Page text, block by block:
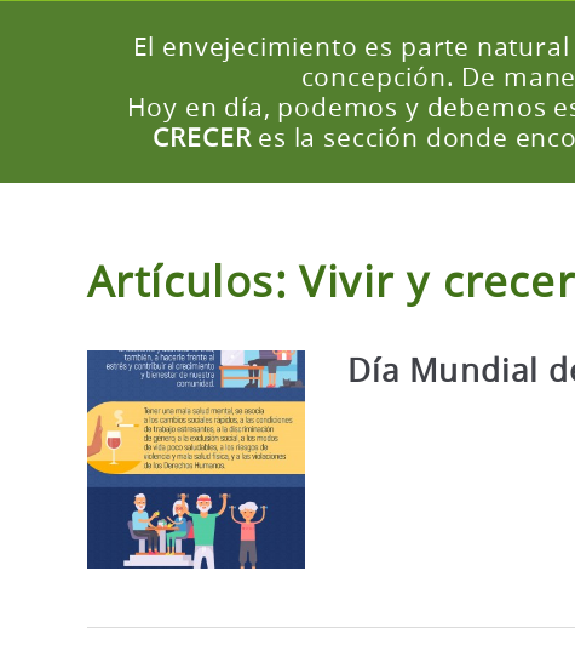
El envejecimiento es parte
concepción. De
Hoy en día, podemos y debemos
CRECERes la sección donde
Artículos: Vivir y crecer
Día Mundial